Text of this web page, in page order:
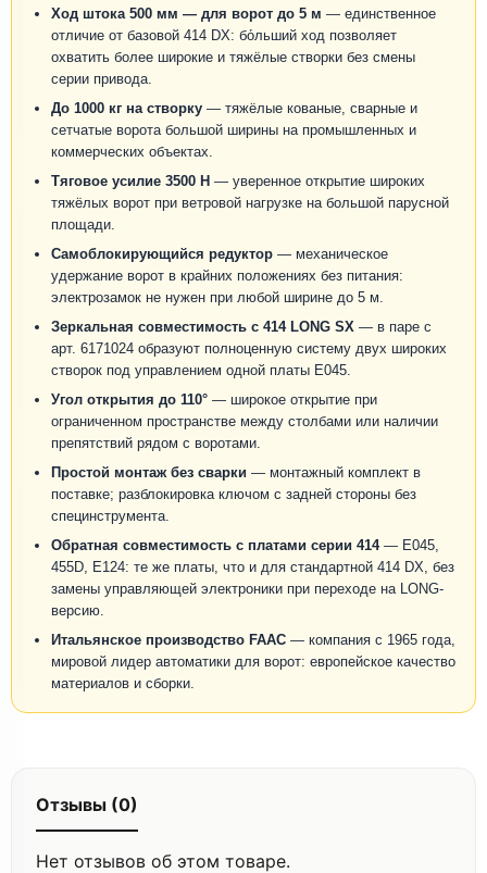
Ход штока 500 мм — для ворот до 5 м — единственное
отличие от базовой 414 DX: бо́льший ход позволяет
охватить более широкие и тяжёлые створки без смены
серии привода.
До 1000 кг на створку — тяжёлые кованые, сварные и
сетчатые ворота большой ширины на промышленных и
коммерческих объектах.
Тяговое усилие 3500 Н — уверенное открытие широких
тяжёлых ворот при ветровой нагрузке на большой парусной
площади.
Самоблокирующийся редуктор — механическое
удержание ворот в крайних положениях без питания:
электрозамок не нужен при любой ширине до 5 м.
Зеркальная совместимость с 414 LONG SX — в паре с
арт. 6171024 образуют полноценную систему двух широких
створок под управлением одной платы E045.
Угол открытия до 110° — широкое открытие при
ограниченном пространстве между столбами или наличии
препятствий рядом с воротами.
Простой монтаж без сварки — монтажный комплект в
поставке; разблокировка ключом с задней стороны без
специнструмента.
Обратная совместимость с платами серии 414— E045,
455D, E124: те же платы, что и для стандартной 414 DX, без
замены управляющей электроники при переходе на LONG-
версию.
Итальянское производство FAAC — компания с 1965 года,
мировой лидер автоматики для ворот: европейское качество
материалов и сборки.
Отзывы (0)
Нет отзывов об этом товаре.